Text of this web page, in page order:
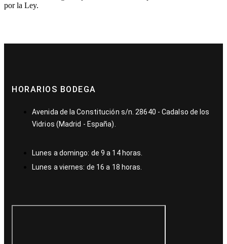
por la Ley.
HORARIOS BODEGA
Avenida de la Constitución s/n. 28640 - Cadalso de los
Vidrios (Madrid - España).
Lunes a domingo: de 9 a 14 horas.
Lunes a viernes: de 16 a 18 horas.